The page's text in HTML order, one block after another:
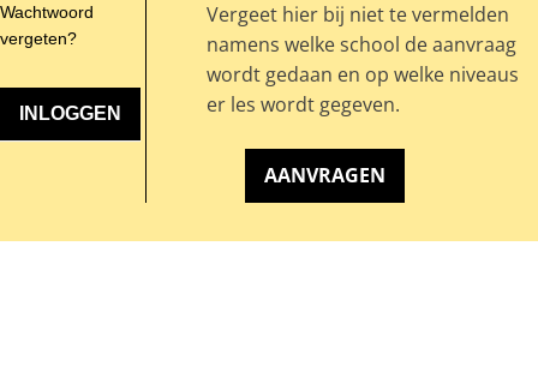
Wachtwoord
vergeten?
Vergeet hier bij niet te vermelden
namens welke school de aanvraag
wordt gedaan en op welke niveaus
er les wordt gegeven.
AANVRAGEN